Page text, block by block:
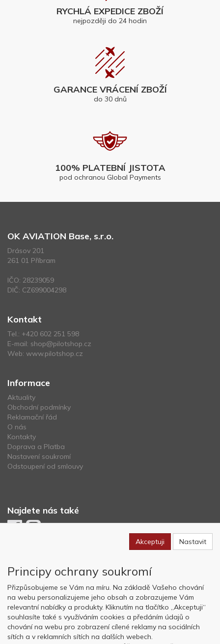
RYCHLÁ EXPEDICE ZBOŽÍ
nejpozději do 24 hodin
GARANCE VRÁCENÍ ZBOŽÍ
do 30 dnů
100% PLATEBNÍ JISTOTA
pod ochranou Global Payments
OK AVIATION Base, s.r.o.
Drásov 201
261 01 Příbram
IČO: 28239059
DIČ: CZ699004298
Kontakt
Tel.: +420 602 251 598
E-mail: shop@pilotshop.cz
Web: www.pilotshop.cz
Informace
Aktuality
Obchodní podmínky
Reklamační řád
O nás
Kontakty
Doprava a Platba
Nastavení soukromí
Odstoupení od smlouvy
Najdete nás také
Copyright © OK AVIATION Base, s.r.o. 2022, powered byABRA E-
shop
Akceptuji Nastavit
Principy ochrany soukromí
Přizpůsobujeme se Vám na míru. Na základě Vašeho chování
na webu personalizujeme jeho obsah a zobrazujeme Vám
relevantní nabídky a produkty. Kliknutím na tlačítko „Akceptuji“
souhlasíte také s využíváním cookies a předáním údajů o
chování na webu pro zobrazení cílené reklamy na sociálních
sítích a v reklamních sítích na dalších webech.